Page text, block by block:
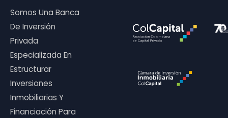
Somos Una Banca
De Inversión
Privada
Especializada En
Estructurar
Inversiones
Inmobiliarias Y
Financiación Para